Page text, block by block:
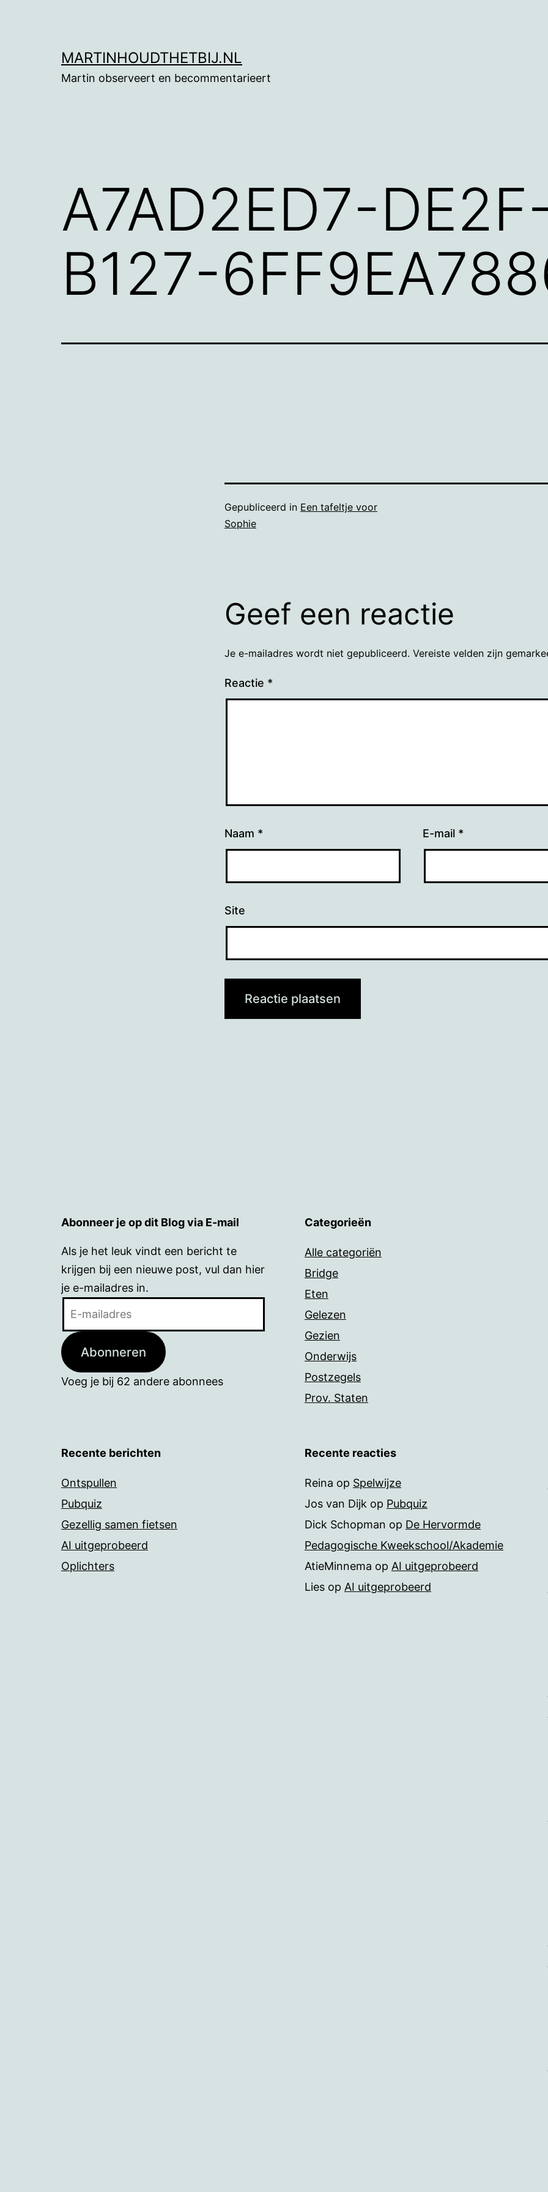
MARTINHOUDTHETBIJ.NL
Martin observeert en becommentarieert
A7AD2ED7-
B127-
Gepubliceerd in Een tafeltje voor
Sophie
Geef een reactie
Je e-mailadres wordt niet gepubliceerd. Vereiste velden zijn
Reactie *
Naam * E-mail *
Site
Abonneer je op dit Blog via E-mail
Als je het leuk vindt een bericht te
krijgen bij een nieuwe post, vul dan hier
je e-mailadres in.
Abonneren
Voeg je bij 62 andere abonnees
Categorieën
Alle categoriën
Bridge
Eten
Gelezen
Gezien
Onderwijs
Postzegels
Prov. Staten
Recente berichten
Ontspullen
Pubquiz
Gezellig samen fietsen
AI uitgeprobeerd
Oplichters
Recente reacties
Reina op Spelwijze
Jos van Dijk op Pubquiz
Dick Schopman op De Hervormde
Pedagogische Kweekschool/Akademie
AtieMinnema op AI uitgeprobeerd
Lies op AI uitgeprobeerd